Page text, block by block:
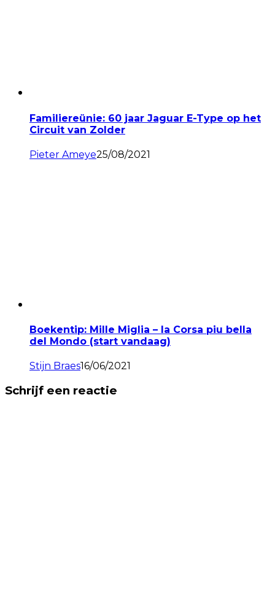
Familiereünie: 60 jaar Jaguar E-Type op het
Circuit van Zolder
Pieter Ameye25/08/2021
Boekentip: Mille Miglia – la Corsa piu bella
del Mondo (start vandaag)
Stijn Braes16/06/2021
Schrijf een reactie